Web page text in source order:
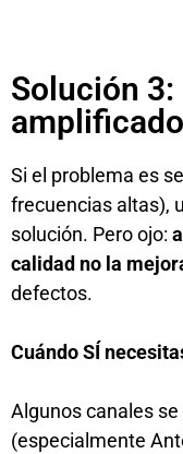
Solución
Si el problema es
frecuencias altas),
solución. Pero ojo:
calidad no la
defectos.
Cuándo SÍ
Algunos canales
(especialmente